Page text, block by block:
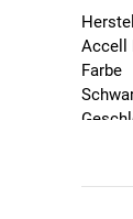
Accell
Farbe
XLC